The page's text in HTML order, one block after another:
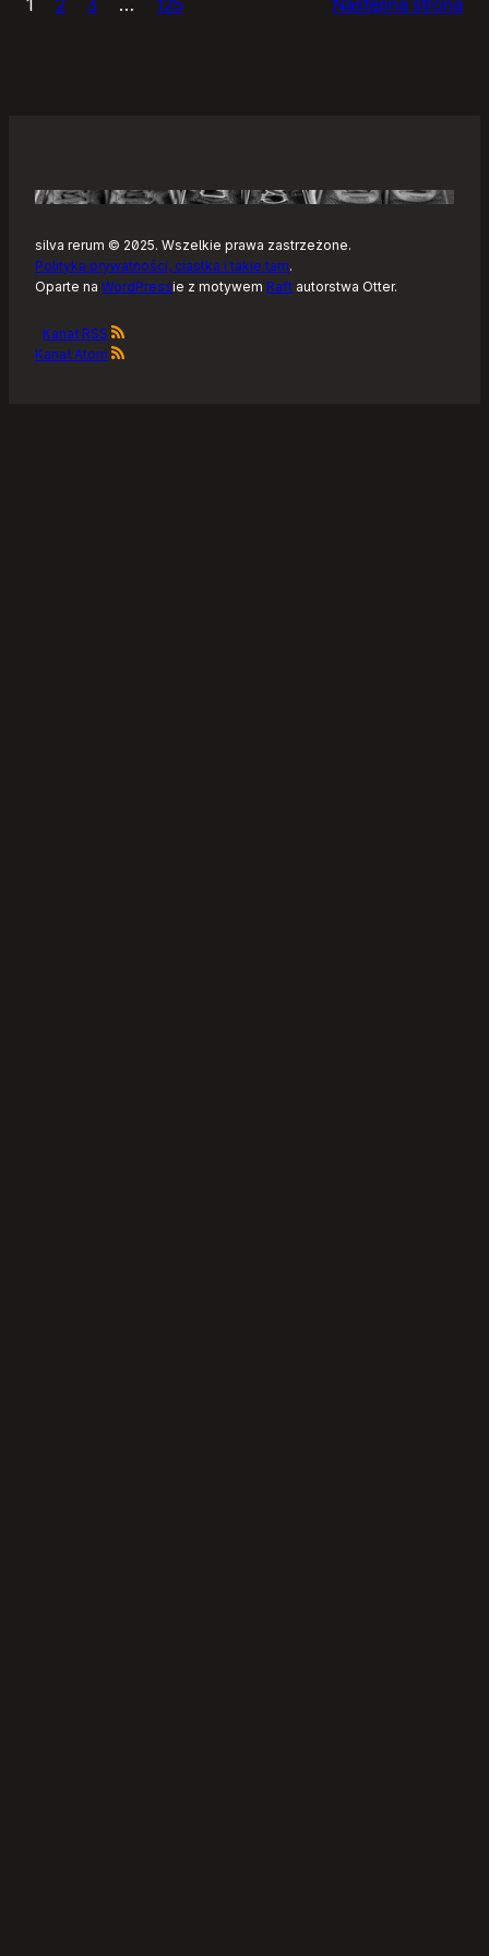
–
Linuksa
silva rerum © 2025. Wszelkie prawa zastrzeżone.
Polityka prywatności, ciastka i takie tam.
Oparte na WordPressie z motywem Raft autorstwa Otter.
Kanał RSS
Kanał Atom